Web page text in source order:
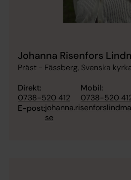
Johanna Risenfors
Präst - Fässberg, Svenska
Direkt:
0738-520 412
Mobil:
0738-520
E-post:
se